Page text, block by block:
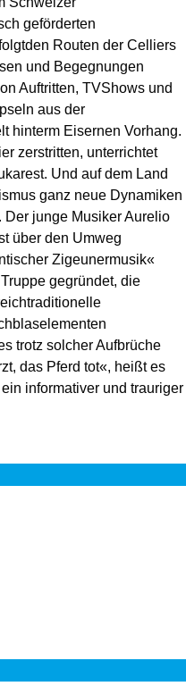
geförderten
Routen der Celliers
und Begegnungen
Auftritten, TVShows und
aus der
hinterm Eisernen Vorhang.
zerstritten, unterrichtet
Und auf dem Land
ganz neue Dynamiken
Der junge Musiker Aurelio
über den Umweg
Zigeunermusik«
gegründet, die
trotz solcher Aufbrüche
das Pferd tot«, heißt es
informativer und trauriger